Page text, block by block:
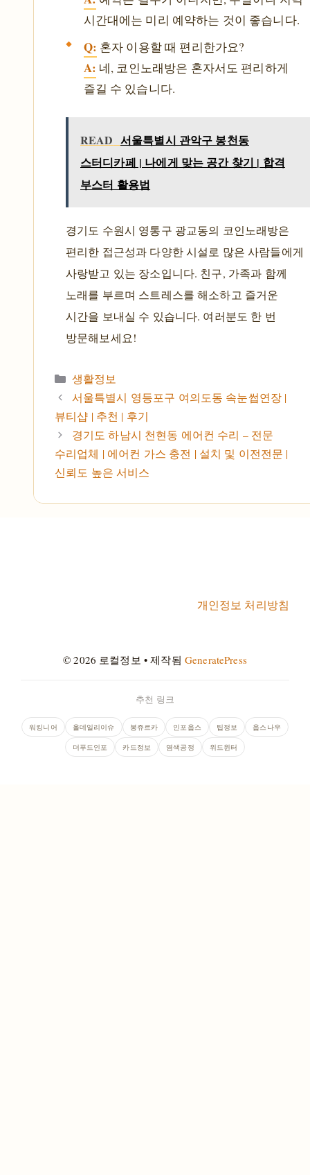
시간대에는 미리 예약하는 것이 좋습니다.
Q: 혼자 이용할 때 편리한가요?
A: 네, 코인노래방은 혼자서도 편리하게
즐길 수 있습니다.
READ 서울특별시 관악구 봉천동
스터디카페 | 나에게 맞는 공간 찾기 | 합격
부스터 활용법
경기도 수원시 영통구 광교동의 코인노래방은
편리한 접근성과 다양한 시설로 많은 사람들에게
사랑받고 있는 장소입니다. 친구, 가족과 함께
노래를 부르며 스트레스를 해소하고 즐거운
시간을 보내실 수 있습니다. 여러분도 한 번
방문해보세요!
카테고리
생활정보
서울특별시 영등포구 여의도동 속눈썹연장 |
뷰티샵 | 추천 | 후기
경기도 하남시 천현동 에어컨 수리 – 전문
수리업체 | 에어컨 가스 충전 | 설치 및 이전전문 |
신뢰도 높은 서비스
개인정보 처리방침
© 2026 로컬정보 • 제작됨 GeneratePress
추천 링크
워킹니어 올데일리이슈 봉쥬르카 인포웁스 팁정보 웁스나우
더푸드인포 카드정보 염색공정 위드윈터